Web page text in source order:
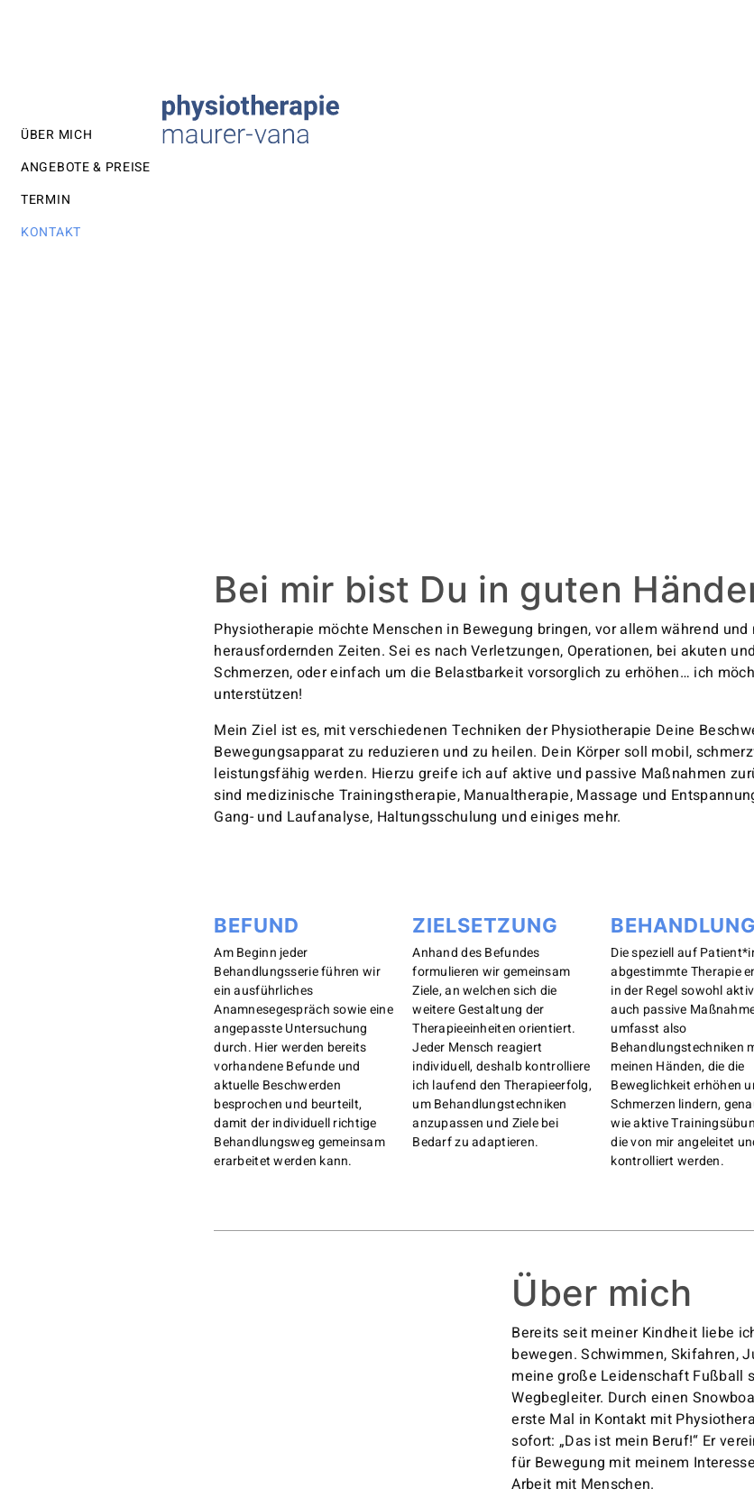
ÜBER MICH
ANGEBOTE & PREISE
TERMIN
KONTAKT
Bei mir bist Du in guten
Physiotherapie möchte Menschen in Bewegung bringen, vor allem während und
herausfordernden Zeiten. Sei es nach Verletzungen, Operationen, bei akuten
Schmerzen, oder einfach um die Belastbarkeit vorsorglich zu erhöhen… ich
unterstützen!
Mein Ziel ist es, mit verschiedenen Techniken der Physiotherapie Deine
Bewegungsapparat zu reduzieren und zu heilen. Dein Körper soll mobil,
leistungsfähig werden. Hierzu greife ich auf aktive und passive Maßnahmen
sind medizinische Trainingstherapie, Manualtherapie, Massage und
Gang- und Laufanalyse, Haltungsschulung und einiges mehr.
BEFUND
Am Beginn jeder
Behandlungsserie führen wir
ein ausführliches
Anamnesegespräch sowie eine
angepasste Untersuchung
durch. Hier werden bereits
vorhandene Befunde und
aktuelle Beschwerden
besprochen und beurteilt,
damit der individuell richtige
Behandlungsweg gemeinsam
erarbeitet werden kann.
ZIELSETZUNG
Anhand des Befundes
formulieren wir gemeinsam
Ziele, an welchen sich die
weitere Gestaltung der
Therapieeinheiten orientiert.
Jeder Mensch reagiert
individuell, deshalb kontrolliere
ich laufend den Therapieerfolg,
um Behandlungstechniken
anzupassen und Ziele bei
Bedarf zu adaptieren.
BEHANDLUNG
Die speziell auf
abgestimmte Therapie
in der Regel sowohl
auch passive
umfasst also
Behandlungstechniken
meinen Händen, die die
Beweglichkeit erhöhen
Schmerzen lindern,
wie aktive
die von mir angeleitet
kontrolliert werden.
Über mich
Bereits seit meiner Kindheit liebe
bewegen. Schwimmen, Skifahren,
meine große Leidenschaft Fußball
Wegbegleiter. Durch einen
erste Mal in Kontakt mit
sofort: „Das ist mein Beruf!“ Er
für Bewegung mit meinem
Arbeit mit Menschen.